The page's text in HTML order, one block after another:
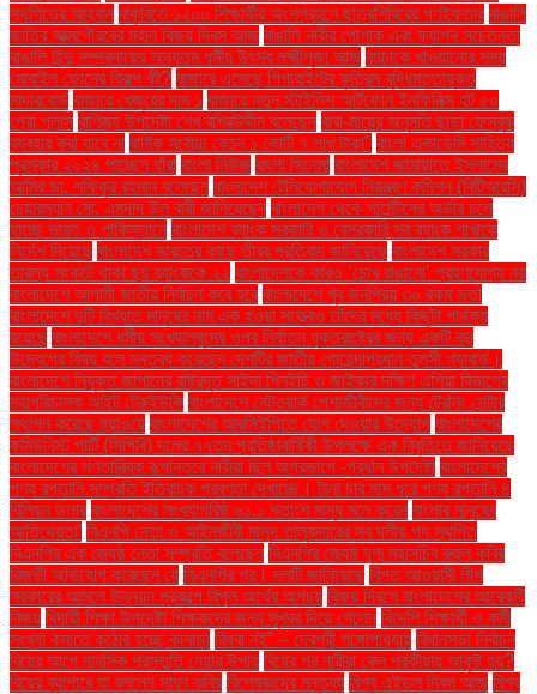
স্থগিতের আহ্বান বাকৃবিতে ১২০০ শিক্ষার্থীর অংশগ্রহণে ছাত্রশিবিরের গণইফতার বাঙালি
জাতির আত্মগৌরবের মহান বিজয় দিবস আজ বাঙালি নারীর পোশাক এবং ফ্যাশন সচেতনতা
বাঙালি হিন্দু সম্প্রদায়ের অন্যতম ধর্মীয় উৎসব লক্ষ্মীপূজা আজ বাচ্চাকে খাওয়ানোর সময়
মোবাইল ফোনের বিকল্প কী? বাজারে এসেছে গিগাবাইটের কৃত্রিম বুদ্ধিমত্তাযুক্ত
মাদারবোর্ড বাজারে খেজুরের দাম ১ বাজারে নতুন স্টাইলিশ স্মার্টফোন ইনফিনিক্স হট ৫০
প্রো প্লাস বাণিজ্য উপদেষ্টা শেখ বশিরউদ্দীন বলেছেন বাবা-মায়ের অনুমতি ছাড়া ফেসবুক
ব্যবহার করা যাবে না বার্ষিক সর্বোচ্চ বেতন ১ কোটি ৭ লাখ টাকা" বাংলা একাডেমি সাহিত্য
পুরস্কার ২০২৪ পাচ্ছেন যাঁরা বাংলা নিউজ বাংলা সিনেমা বাংলাদেশ জামায়াতে ইসলামের
আমির ডা. শফিকুর রহমান বলেছেন বাংলাদেশ টেলিযোগাযোগ নিয়ন্ত্রণ কমিশন (বিটিআরসি)
চেয়ারম্যান মো. এমদাদ উল বারী জানিয়েছেন বাংলাদেশ থেকে গার্মেন্টসের অর্ডার চলে
যাচ্ছে ভারত ও পাকিস্তানে বাংলাদেশ ব্যাংক সরকারি ও বেসরকারি সব ব্যাংক শাখাকে
নির্দেশ দিয়েছে বাংলাদেশ ভারতের কাছে তীব্র প্রতিবাদ জানিয়েছে বাংলাদেশ সরকার
তারল্য সংকটে থাকা ছয় ব্যাংককে ২২ বাংলাদেশকে কারও ‘চোখ রাঙানো’ গ্রহণযোগ্য নয়
বাংলাদেশে আগামী জাতীয় নির্বাচন কবে হবে বাংলাদেশে খুব জনপ্রিয় ৩০ রকম ভর্তা
বাংলাদেশে দুটি বিখ্যাত মানুষের নাম এক হওয়া সত্ত্বেও তাঁদের মধ্যে কিছুটা পার্থক্য
রয়েছে বাংলাদেশে ধর্মীয় সংখ্যালঘুদের ওপর নির্যাতন যুক্তরাষ্ট্রের জন্য একটি বড়
উদ্বেগের বিষয় বলে মন্তব্য করেছেন দেশটির জাতীয় গোয়েন্দাপ্রধান তুলসী গ্যাবার্ড।
বাংলাদেশে নিযুক্ত জাপানের রাষ্ট্রদূত সাইদা শিনইচি ও জাইকার দক্ষিণ এশিয়া বিভাগের
মহাপরিচালক আইট টেরুইউকি বাংলাদেশে নেটওয়ার্ক পেশাজীবীদের জন্য ট্রেনিং সেন্টার
স্থাপন করেছে হুয়াওয়ে বাংলাদেশের আরসিইপিতে যোগ দেওয়ার উদ্যোগ বাংলাদেশের
কমিউনিস্ট পার্টি (সিপিবি) দলের ৭৭তম প্রতিষ্ঠাবার্ষিকী উপলক্ষে এক বিবৃতিতে জানিয়েছে
বাংলাদেশের গণতান্ত্রিক রূপান্তরে নারীরা ছিল অগ্রভাগে -প্রধান উপদেষ্টা বাংলাদেশের
পণ্য রপ্তানি সম্প্রতি ইতিবাচক প্রবণতা দেখাচ্ছে। টানা চার মাস ধরে পণ্য রপ্তানি ৪
বিলিয়ন ডলার বাংলাদেশের সংখ্যাগরিষ্ঠ ৬১.১ শতাংশ মানুষ মনে করেন বাংলার মানুষের
আতিথেয়তা' বিএনপি নেতা ও আইনজীবী মাসুদ তালুকদারের সব দলীয় পদ স্থগিত
বিএনপির এক জ্যেষ্ঠ নেতা সম্প্রতি বলেছেন বিএনপির জ্যেষ্ঠ যুগ্ম মহাসচিব রুহুল কবির
রিজভী অভিযোগ করেছেন যে বিএনপির পর। দলটি জানিয়েছে বিগত আওয়ামী লীগ
সরকারের আমলে উন্নয়ন প্রকল্পে বিপুল অর্থের অপচয় বিজয় দিবসে বাংলাদেশের আরেকটি
বিজয় বিদায়ী শিক্ষা উপদেষ্টা শিক্ষকদের জন্য সুখবর দিয়ে গেলেন বিদেশি শিক্ষার্থী ও কর্মী
সংখ্যা কমাতে কঠোর হচ্ছে কানাডা বিধবা নই” – দেবশ্রী গঙ্গোপাধ্যায় বিধানসভা নির্বাচন
বিয়ের আগে মানসিক প্রস্তুতি নেয়ার উপায় বিয়ের পর নারীরা কেন পরকীয়ায় আকৃষ্ট হয়?
বিয়ের ব্যাপারে যা বললেন সাফা কবির বিশেষজ্ঞদের মন্তব্য বিশ্ব এইডস দিবস আজ বিশ্ব